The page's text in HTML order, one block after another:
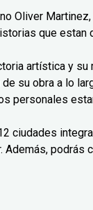
Oliver
que estan
artística y
su obra a lo
personales
ciudades
podrás